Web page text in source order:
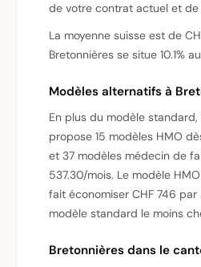
de votre contrat actuel et de
La moyenne suisse est de
Bretonnières se situe 10.1%
Modèles alternatifs à
En plus du modèle standard,
propose 15 modèles HMO
et 37 modèles médecin de
537.30/mois. Le modèle
fait économiser CHF 746
modèle standard le moins
Bretonnières dans le